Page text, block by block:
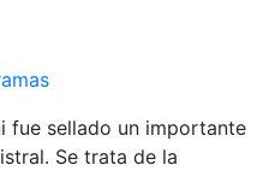
fue sellado un importante
Se trata de la